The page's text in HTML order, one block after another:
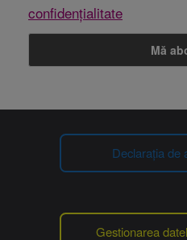
confidențialitate
Declarația de
Gestionarea